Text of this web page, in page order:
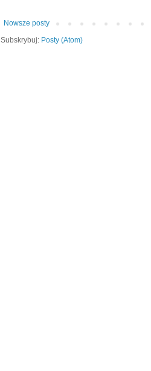
Nowsze posty
Subskrybuj: Posty (Atom)